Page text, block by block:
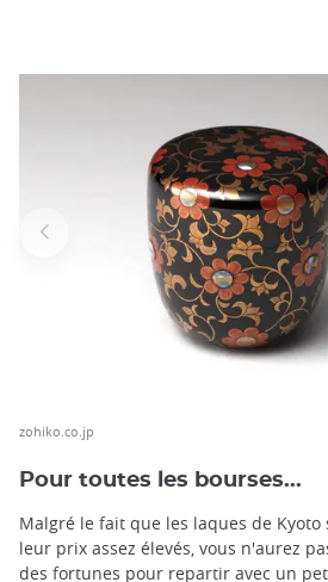
zohiko.co.jp
Pour toutes les bourses...
Malgré le fait que les laques de
leur prix assez élevés, vous n'aurez
des fortunes pour repartir avec un